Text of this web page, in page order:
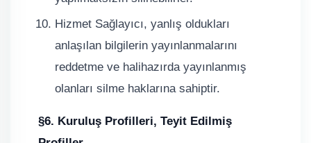
Hizmet Sağlayıcı, yanlış oldukları
anlaşılan bilgilerin yayınlanmalarını
reddetme ve halihazırda yayınlanmış
olanları silme haklarına sahiptir.
§6. Kuruluş Profilleri, Teyit Edilmiş